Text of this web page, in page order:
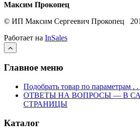
Максим Прокопец
© ИП Максим Сергеевич Прокопец
Работает на InSales
Главное меню
Подобрать товар по параметрам . .
ОТВЕТЫ НА ВОПРОСЫ — В
СТРАНИЦЫ
Каталог